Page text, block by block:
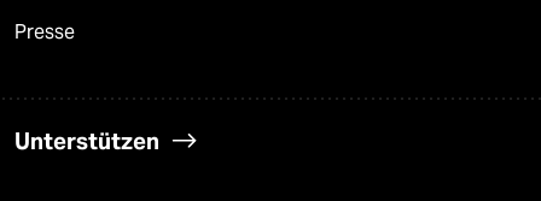
Presse
Unterstützen